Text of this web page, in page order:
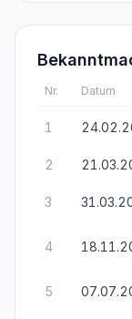
Nr. Datum
1
2
3
4
5